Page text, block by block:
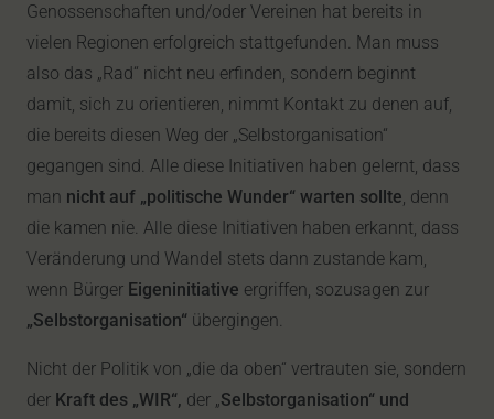
Genossenschaften und/oder Vereinen hat bereits in
vielen Regionen erfolgreich stattgefunden. Man muss
also das „Rad“ nicht neu erfinden, sondern beginnt
damit, sich zu orientieren, nimmt Kontakt zu denen auf,
die bereits diesen Weg der „Selbstorganisation“
gegangen sind. Alle diese Initiativen haben gelernt, dass
man nicht auf „politische Wunder“ warten sollte, denn
die kamen nie. Alle diese Initiativen haben erkannt, dass
Veränderung und Wandel stets dann zustande kam,
wenn Bürger Eigeninitiative ergriffen, sozusagen zur
„Selbstorganisation“ übergingen.
Nicht der Politik von „die da oben“ vertrauten sie, sondern
der Kraft des „WIR“, der „Selbstorganisation“ und